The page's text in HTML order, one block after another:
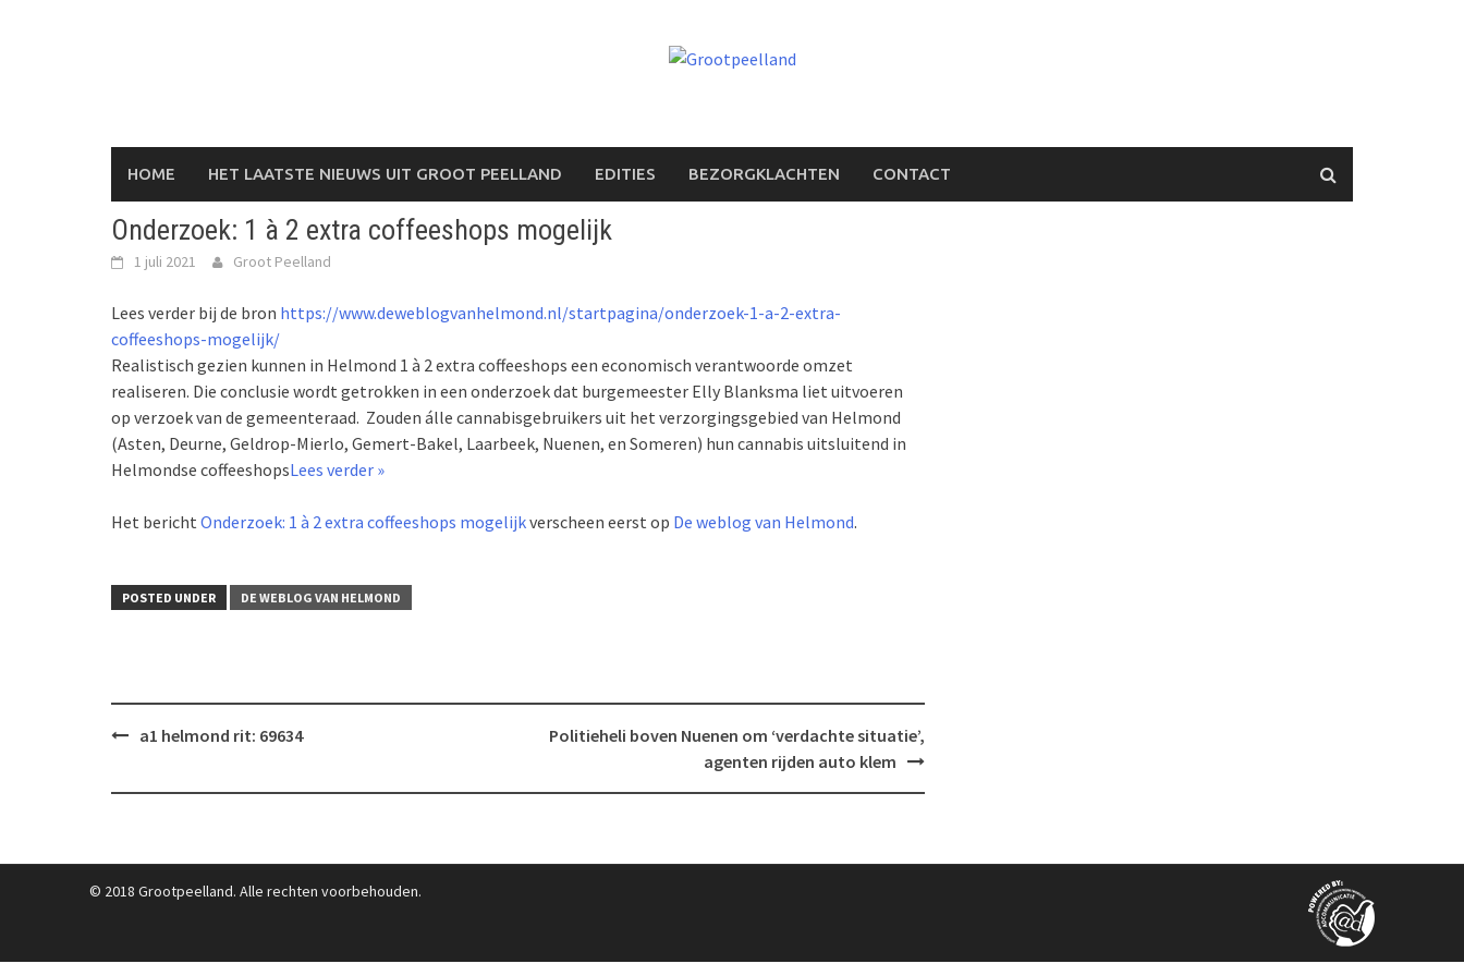
HOME HET LAATSTE NIEUWS UIT GROOT PEELLAND EDITIES BEZORGKLACHTEN CONTACT
Onderzoek: 1 à 2 extra coffeeshops mogelijk
1 juli 2021 Groot Peelland
Lees verder bij de bron https://www.deweblogvanhelmond.nl/startpagina/onderzoek-1-a-2-extra-
coffeeshops-mogelijk/
Realistisch gezien kunnen in Helmond 1 à 2 extra coffeeshops een economisch verantwoorde omzet
realiseren. Die conclusie wordt getrokken in een onderzoek dat burgemeester Elly Blanksma liet uitvoeren
op verzoek van de gemeenteraad. Zouden álle cannabisgebruikers uit het verzorgingsgebied van Helmond
(Asten, Deurne, Geldrop-Mierlo, Gemert-Bakel, Laarbeek, Nuenen, en Someren) hun cannabis uitsluitend in
Helmondse coffeeshopsLees verder »
Het bericht Onderzoek: 1 à 2 extra coffeeshops mogelijkverscheen eerst op De weblog van Helmond.
POSTED UNDER DE WEBLOG VAN HELMOND
Posta1 helmond rit: 69634
Politieheli boven Nuenen om ‘verdachte situatie’,
agenten rijden auto klem
© 2018 Grootpeelland. Alle rechten voorbehouden.